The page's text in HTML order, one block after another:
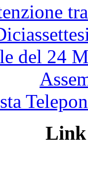
del 24
Link